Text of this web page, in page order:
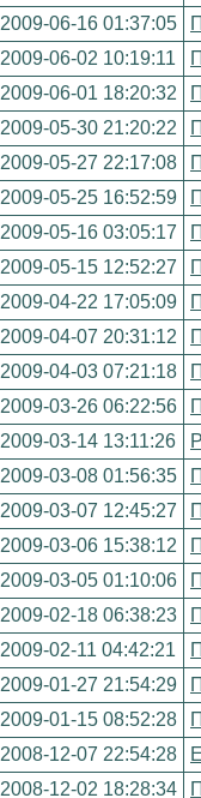
2009-06-16 01:37:05
2009-06-02 10:19:11
2009-06-01 18:20:32
2009-05-30 21:20:22
2009-05-27 22:17:08
2009-05-25 16:52:59
2009-05-16 03:05:17
2009-05-15 12:52:27
2009-04-22 17:05:09
2009-04-07 20:31:12
2009-04-03 07:21:18
2009-03-26 06:22:56
2009-03-14 13:11:26
2009-03-08 01:56:35
2009-03-07 12:45:27
2009-03-06 15:38:12
2009-03-05 01:10:06
2009-02-18 06:38:23
2009-02-11 04:42:21
2009-01-27 21:54:29
2009-01-15 08:52:28
2008-12-07 22:54:28
2008-12-02 18:28:34